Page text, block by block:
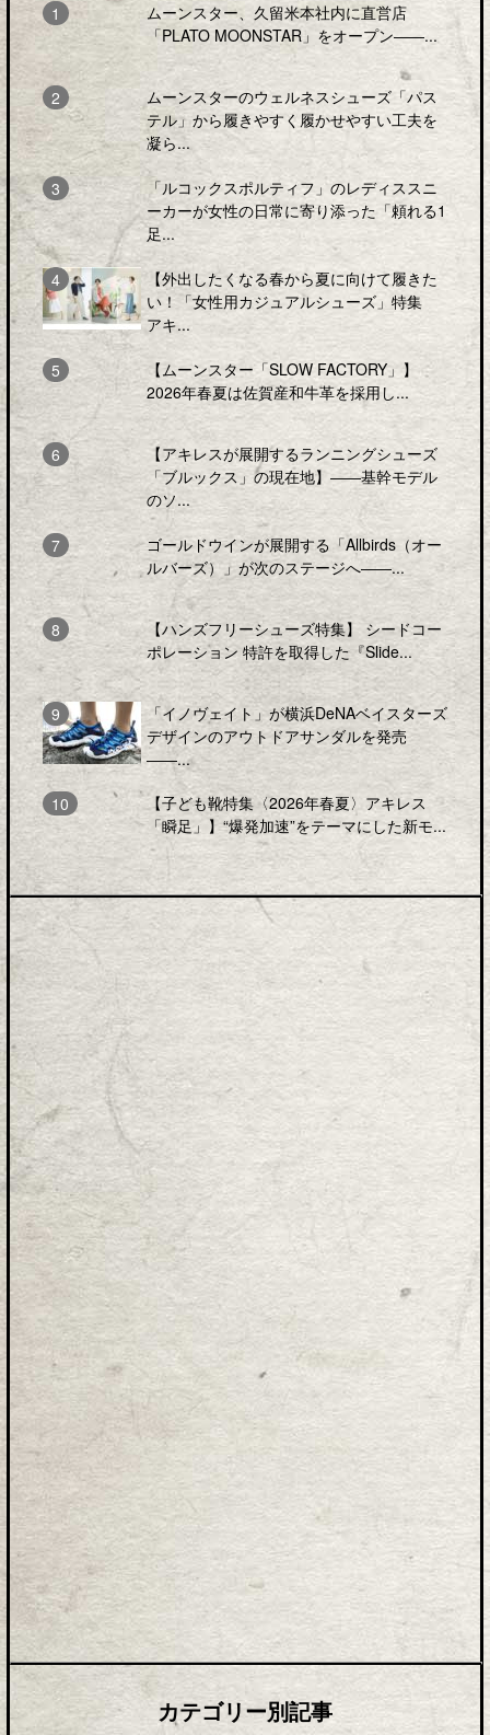
ムーンスター、久留米本社内に直営店
「PLATO MOONSTAR」をオープン――...
ムーンスターのウェルネスシューズ「パス
テル」から履きやすく履かせやすい工夫を
凝ら...
「ルコックスポルティフ」のレディススニ
ーカーが女性の日常に寄り添った「頼れる1
足...
【外出したくなる春から夏に向けて履きた
い！「女性用カジュアルシューズ」特集
アキ...
【ムーンスター「SLOW FACTORY」】
2026年春夏は佐賀産和牛革を採用し...
【アキレスが展開するランニングシューズ
「ブルックス」の現在地】――基幹モデル
のソ...
ゴールドウインが展開する「Allbirds（オー
ルバーズ）」が次のステージへ――...
【ハンズフリーシューズ特集】 シードコー
ポレーション 特許を取得した『Slide...
「イノヴェイト」が横浜DeNAベイスターズ
デザインのアウトドアサンダルを発売
――...
【子ども靴特集〈2026年春夏〉アキレス
「瞬足」】“爆発加速”をテーマにした新モ...
カテゴリー別記事